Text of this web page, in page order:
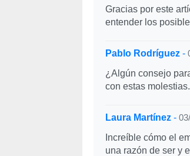
Gracias por este
entender los
Pablo Rodríguez-
¿Algún consejo
con estas molestias.
Laura Martínez-
Increíble cómo el
una razón de ser y